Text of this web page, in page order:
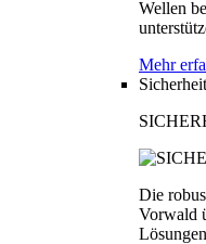
Wellen
Mehr
Die
Vorwald